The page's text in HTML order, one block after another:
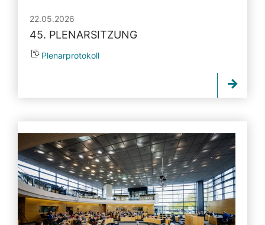
22.05.2026
45. PLENARSITZUNG
Plenarprotokoll